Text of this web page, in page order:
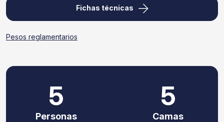
Fichas técnicas
Pesos reglamentarios
5
Personas
5
Camas